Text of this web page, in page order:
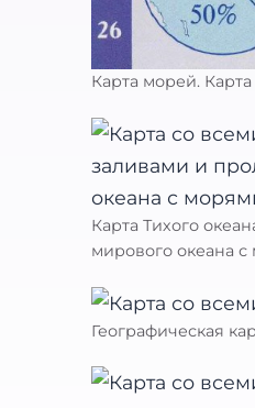
Карта морей.
Карта Тихого
мирового океана
Географическая